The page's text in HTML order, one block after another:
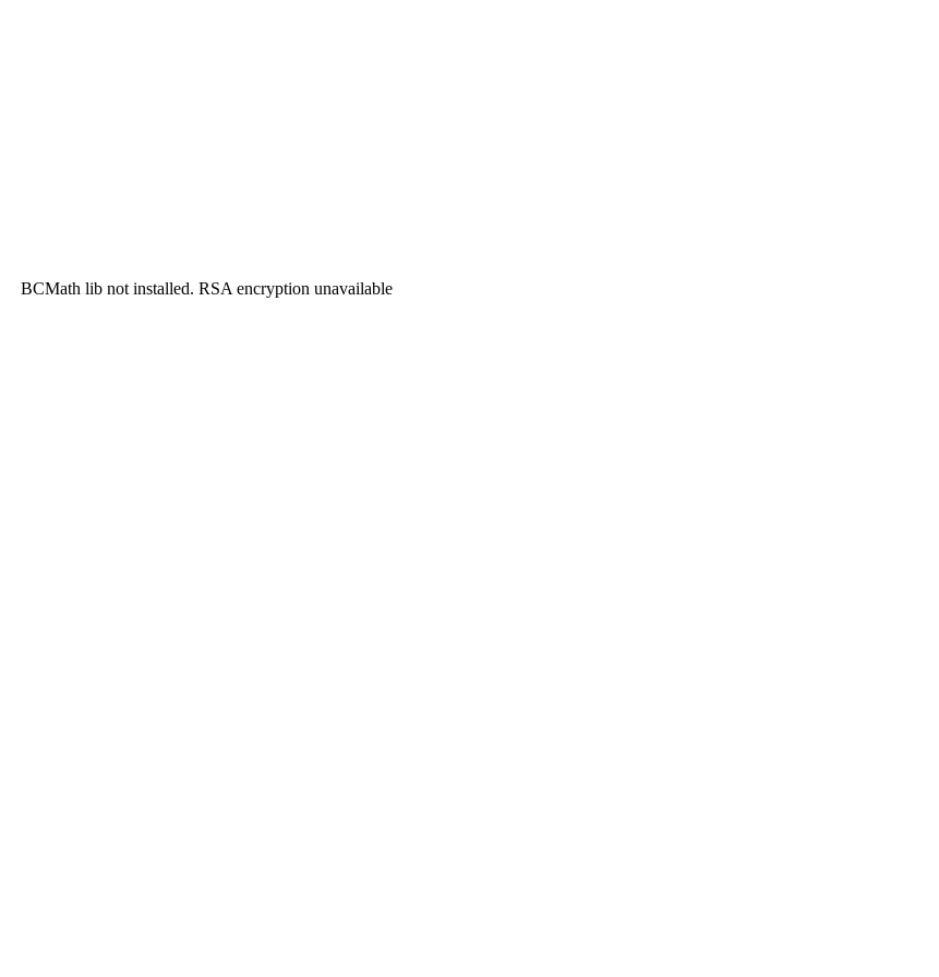
BCMath lib not installed. RSA encryption unavailable